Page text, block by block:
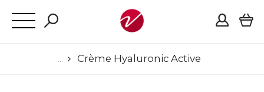
Crème Hyaluronic Active